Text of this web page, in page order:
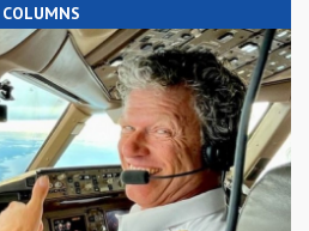
COLUMNS